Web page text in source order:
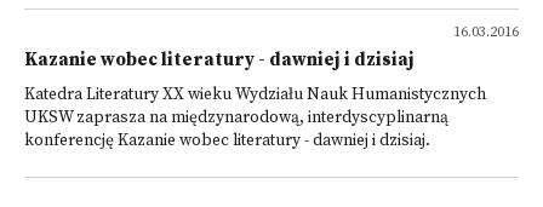
16.03.2016
Kazanie wobec literatury - dawniej i dzisiaj
Katedra Literatury XX wieku Wydziału Nauk Humanistycznych
UKSW zaprasza na międzynarodową, interdyscyplinarną
konferencję Kazanie wobec literatury - dawniej i dzisiaj.